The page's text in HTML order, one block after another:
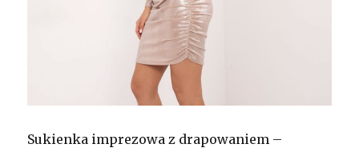
Sukienka imprezowa z drapowaniem –